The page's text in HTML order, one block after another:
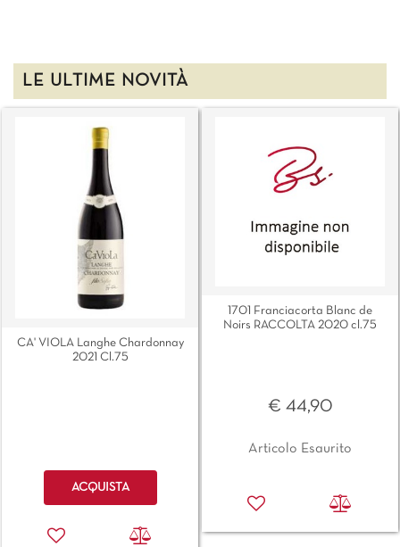
LE ULTIME NOVITÀ
CA' VIOLA Langhe Chardonnay
2021 Cl.75
Quantità
ACQUISTA
1701 Franciacorta Blanc de
Noirs RACCOLTA 2020 cl.75
€ 44,90
Articolo Esaurito